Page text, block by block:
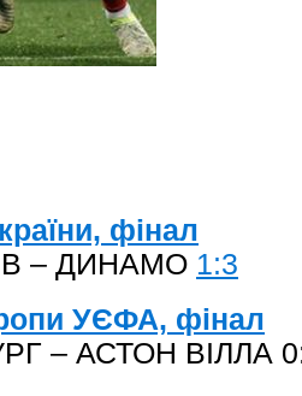
фінал
– ДИНАМО 1:3
УЄФА, фінал
– АСТОН ВІЛЛА